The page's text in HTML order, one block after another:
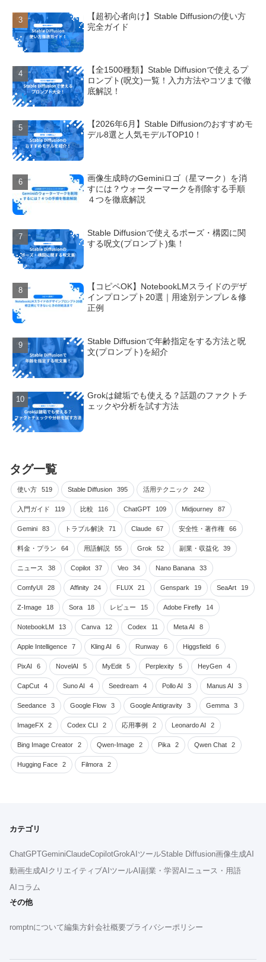
【超初心者向け】Stable Diffusionの使い方
完全ガイド
【全1500種類】Stable Diffusionで使えるプ
ロンプト(呪文)一覧！入力方法やコツまで徹
底解説！
【2026年6月】Stable Diffusionのおすすめモ
デル8選と人気モデルTOP10！
画像生成時のGeminiロゴ（星マーク）を消
すには？ウォーターマークを削除する手順
４つを徹底解説
Stable Diffusionで使えるポーズ・構図に関
する呪文(プロンプト)集！
【コピペOK】NotebookLMスライドのデザ
インプロンプト20選｜用途別テンプレ＆修
正例
Stable Diffusionで年齢指定をする方法と呪
文(プロンプト)を紹介
Grokは鍵垢でも使える？話題のファクトチ
ェックや分析を試す方法
タグ一覧
使い方 519 Stable Diffusion 395 活用テクニック 242
入門ガイド 119 比較 116 ChatGPT 109 Midjourney 87
Gemini 83 トラブル解決 71 Claude 67 安全性・著作権 66
料金・プラン 64 用語解説 55 Grok 52 副業・収益化 39
ニュース 38 Copilot 37 Veo 34 Nano Banana 33
ComfyUI 28 Affinity 24 FLUX 21 Genspark 19 SeaArt 19
Z-Image 18 Sora 18 レビュー 15 Adobe Firefly 14
NotebookLM 13 Canva 12 Codex 11 Meta AI 8
Apple Intelligence 7 Kling AI 6 Runway 6 Higgsfield 6
PixAI 6 NovelAI 5 MyEdit 5 Perplexity 5 HeyGen 4
CapCut 4 Suno AI 4 Seedream 4 Pollo AI 3 Manus AI 3
Seedance 3 Google Flow 3 Google Antigravity 3 Gemma 3
ImageFX 2 Codex CLI 2 応用事例 2 Leonardo AI 2
Bing Image Creator 2 Qwen-Image 2 Pika 2 Qwen Chat 2
Hugging Face 2 Filmora 2
カテゴリ
ChatGPTGeminiClaudeCopilotGrokAIツールStable Diffusion画像生成AI
動画生成AI クリエイティブAIツールAI副業・学習AIニュース・用語
AIコラム
その他
romptnについて編集方針会社概要プライバシーポリシー